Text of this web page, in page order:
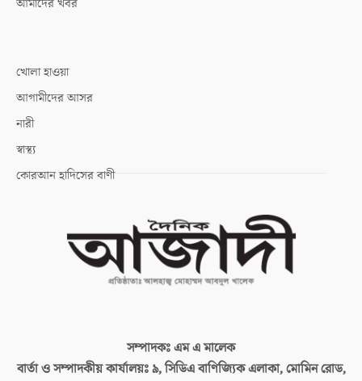
খোলা হাওয়া
আগামীদের আসর
নারী
স্বাস্থ্য
কোরআন হাদিসের বাণী
সম্পাদকঃএম এ মালেক
বার্তা ও সম্পাদকীয় কার্যালয়ঃ৯, সিডিএ বাণিজ্যিক এলাকা, মোমিন রোড,